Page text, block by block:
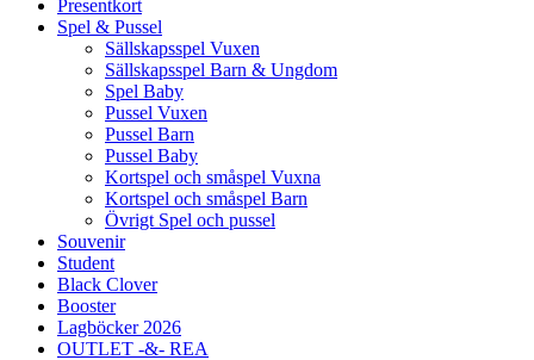
Presentkort
Spel & Pussel
Sällskapsspel Vuxen
Sällskapsspel Barn & Ungdom
Spel Baby
Pussel Vuxen
Pussel Barn
Pussel Baby
Kortspel och småspel Vuxna
Kortspel och småspel Barn
Övrigt Spel och pussel
Souvenir
Student
Black Clover
Booster
Lagböcker 2026
OUTLET -&- REA